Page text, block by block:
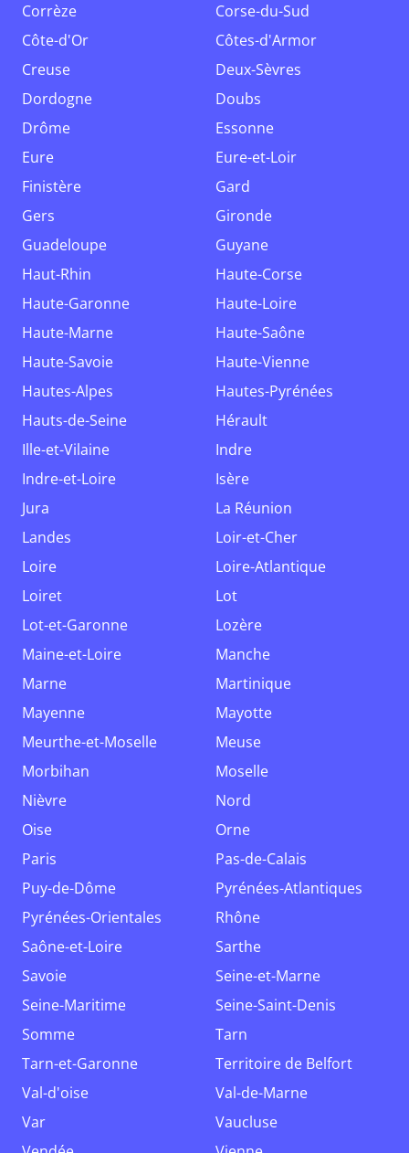
Corrèze
Corse-du-Sud
Côte-d'Or
Côtes-d'Armor
Creuse
Deux-Sèvres
Dordogne
Doubs
Drôme
Essonne
Eure
Eure-et-Loir
Finistère
Gard
Gers
Gironde
Guadeloupe
Guyane
Haut-Rhin
Haute-Corse
Haute-Garonne
Haute-Loire
Haute-Marne
Haute-Saône
Haute-Savoie
Haute-Vienne
Hautes-Alpes
Hautes-Pyrénées
Hauts-de-Seine
Hérault
Ille-et-Vilaine
Indre
Indre-et-Loire
Isère
Jura
La Réunion
Landes
Loir-et-Cher
Loire
Loire-Atlantique
Loiret
Lot
Lot-et-Garonne
Lozère
Maine-et-Loire
Manche
Marne
Martinique
Mayenne
Mayotte
Meurthe-et-Moselle
Meuse
Morbihan
Moselle
Nièvre
Nord
Oise
Orne
Paris
Pas-de-Calais
Puy-de-Dôme
Pyrénées-Atlantiques
Pyrénées-Orientales
Rhône
Saône-et-Loire
Sarthe
Savoie
Seine-et-Marne
Seine-Maritime
Seine-Saint-Denis
Somme
Tarn
Tarn-et-Garonne
Territoire de Belfort
Val-d'oise
Val-de-Marne
Var
Vaucluse